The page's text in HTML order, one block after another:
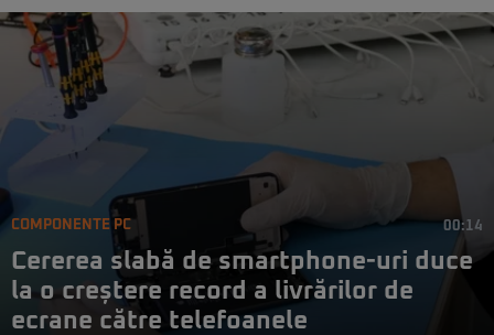
COMPONENTE PC 00:14
Cererea slabă de smartphone-uri duce
la o creștere record a livrărilor de
ecrane către telefoanele